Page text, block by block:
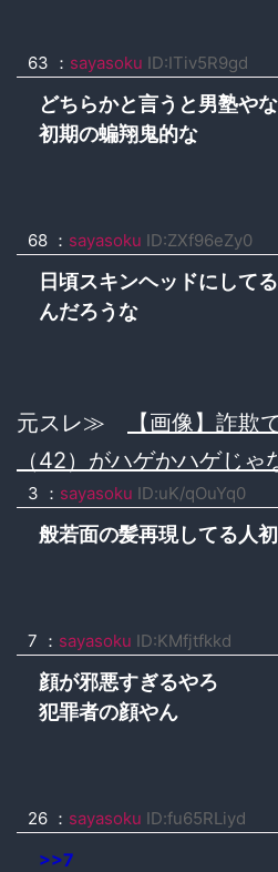
63 ： sayasoku ID:ITiv5R9gd
どちらかと言うと男塾やな
初期の蝙翔鬼的な
68 ： sayasoku ID:ZXf96eZy0
日頃スキンヘッドにして
んだろうな
元スレ≫
【画像】詐欺
（42）がハゲかハゲじ
3 ： sayasoku ID:uK/qOuYq0
般若面の髪再現してる人
7 ： sayasoku ID:KMfjtfkkd
顔が邪悪すぎるやろ
犯罪者の顔やん
26 ： sayasoku ID:fu65RLiyd
>>7